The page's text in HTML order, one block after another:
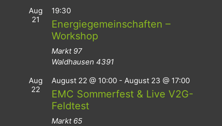
Aug
21
19:30
Energiegemeinschaften –
Workshop
Markt 97
Waldhausen 4391
Aug
22
August 22 @ 10:00 - August 23 @ 17:00
EMC Sommerfest & Live V2G-
Feldtest
Markt 65